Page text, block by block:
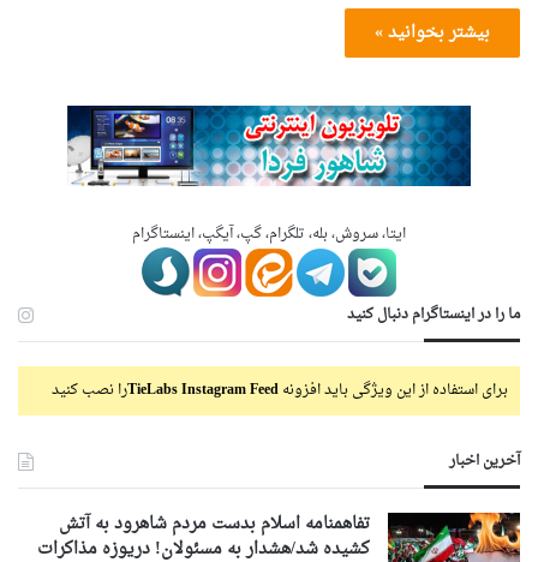
بیشتر بخوانید »
ایتا، سروش، بله، تلگرام، گپ، آیگپ، اینستاگرام
ما را در اینستاگرام دنبال کنید
برای استفاده از این ویژگی باید افزونهTieLabs Instagram Feedرا نصب کنید
آخرین اخبار
تفاهمنامه اسلام بدست مردم شاهرود به آتش
کشیده شد/هشدار به مسئولان! دریوزه مذاکرات